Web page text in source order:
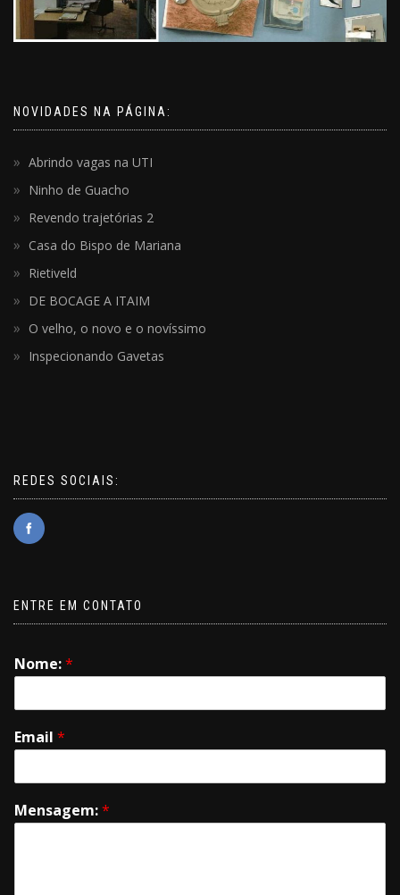
NOVIDADES NA PÁGINA:
Abrindo vagas na UTI
Ninho de Guacho
Revendo trajetórias 2
Casa do Bispo de Mariana
Rietiveld
DE BOCAGE A ITAIM
O velho, o novo e o novíssimo
Inspecionando Gavetas
REDES SOCIAIS:
ENTRE EM CONTATO
Nome:*
Email *
Mensagem:*